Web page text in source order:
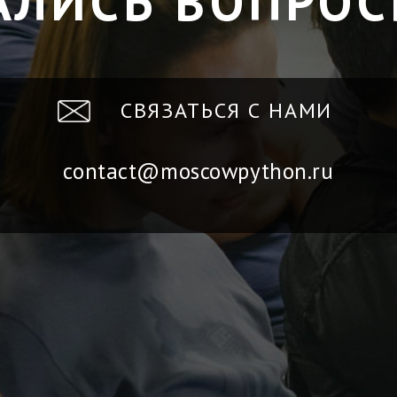
СВЯЗАТЬСЯ С НАМИ
contact@moscowpython.ru